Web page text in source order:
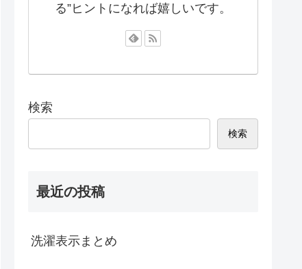
る”ヒントになれば嬉しいです。
検索
検索
最近の投稿
洗濯表示まとめ